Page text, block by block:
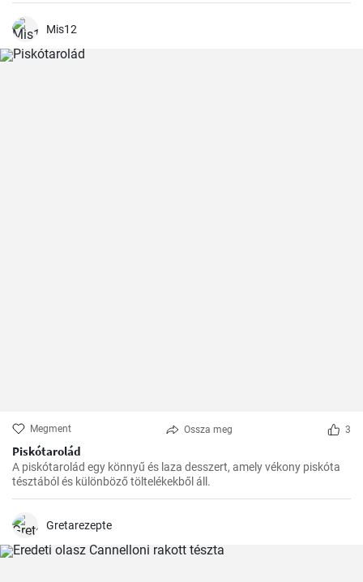
Mis12
Megment Ossza meg 3
Piskótarolád
A piskótarolád egy könnyű és laza desszert, amely vékony piskóta
tésztából és különböző töltelékekből áll.
Gretarezepte